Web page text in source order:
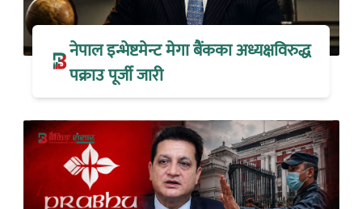
नेपाल इन्भेष्टमेन्ट मेगा बैंकका अध्यक्षविरुद्ध
पक्राउ पूर्जी जारी